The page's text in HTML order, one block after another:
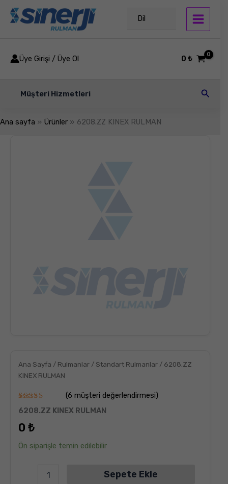
İçeriğe
atla
Dil
Üye Girişi / Üye Ol 0₺
Müşteri Hizmetleri Arama
Ana sayfa Ürünler 6208.ZZ KINEX RULMAN
Ana Sayfa / Rulmanlar / Standart Rulmanlar / 6208.ZZ
KINEX RULMAN
6müşteri
puanına
5
5.00
puan
aldı
(6 müşteri değerlendirmesi)
6208.ZZ KINEX RULMAN
0 ₺
Ön siparişle temin edilebilir
Sepete Ekle